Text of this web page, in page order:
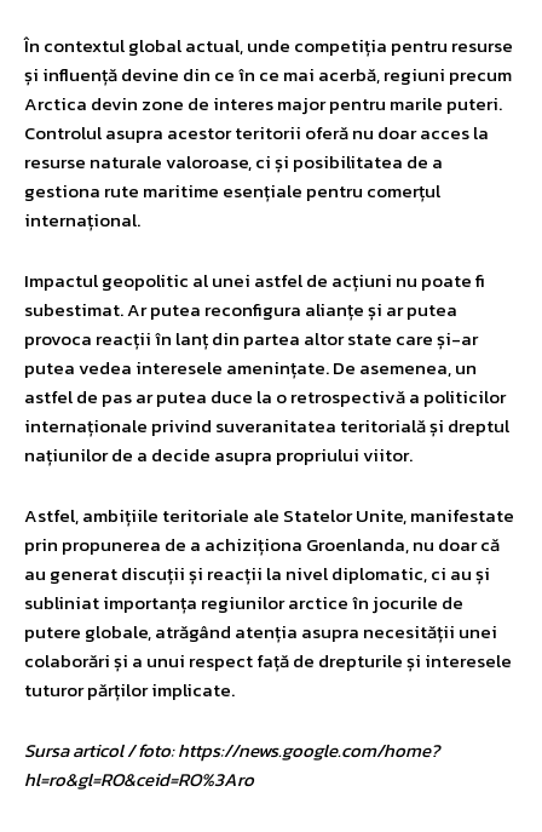
În contextul global actual, unde competiția pentru resurse
și influență devine din ce în ce mai acerbă, regiuni precum
Arctica devin zone de interes major pentru marile puteri.
Controlul asupra acestor teritorii oferă nu doar acces la
resurse naturale valoroase, ci și posibilitatea de a
gestiona rute maritime esențiale pentru comerțul
internațional.
Impactul geopolitic al unei astfel de acțiuni nu poate fi
subestimat. Ar putea reconfigura alianțe și ar putea
provoca reacții în lanț din partea altor state care și-ar
putea vedea interesele amenințate. De asemenea, un
astfel de pas ar putea duce la o retrospectivă a politicilor
internaționale privind suveranitatea teritorială și dreptul
națiunilor de a decide asupra propriului viitor.
Astfel, ambițiile teritoriale ale Statelor Unite, manifestate
prin propunerea de a achiziționa Groenlanda, nu doar că
au generat discuții și reacții la nivel diplomatic, ci au și
subliniat importanța regiunilor arctice în jocurile de
putere globale, atrăgând atenția asupra necesității unei
colaborări și a unui respect față de drepturile și interesele
tuturor părților implicate.
Sursa articol / foto: https://news.google.com/home?
hl=ro&gl=RO&ceid=RO%3Aro